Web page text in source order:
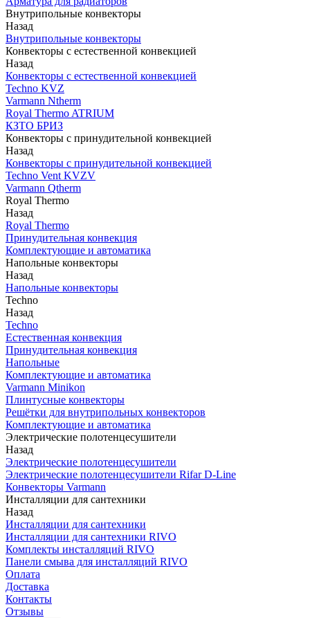
Внутрипольные конвекторы
Назад
Внутрипольные конвекторы
Конвекторы с естественной конвекцией
Назад
Конвекторы с естественной конвекцией
Techno KVZ
Varmann Ntherm
Royal Thermo ATRIUM
КЗТО БРИЗ
Конвекторы с принудительной конвекцией
Назад
Конвекторы с принудительной конвекцией
Techno Vent KVZV
Varmann Qtherm
Royal Thermo
Назад
Royal Thermo
Принудительная конвекция
Комплектующие и автоматика
Напольные конвекторы
Назад
Напольные конвекторы
Techno
Назад
Techno
Естественная конвекция
Принудительная конвекция
Напольные
Комплектующие и автоматика
Varmann Minikon
Плинтусные конвекторы
Решётки для внутрипольных конвекторов
Комплектующие и автоматика
Электрические полотенцесушители
Назад
Электрические полотенцесушители
Электрические полотенцесушители Rifar D-Line
Конвекторы Varmann
Инсталляции для сантехники
Назад
Инсталляции для сантехники
Инсталляции для сантехники RIVO
Комплекты инсталляций RIVO
Панели смыва для инсталляций RIVO
Оплата
Доставка
Контакты
Отзывы